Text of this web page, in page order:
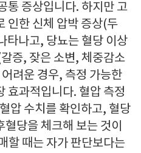
통 증상입니다. 하지만 고
인한 신체 압박 증상(두
타나고, 당뇨는 혈당 이상
증, 잦은 소변, 체중감소
려운 경우, 측정 가능한
효과적입니다. 혈압 측정
압 수치를 확인하고, 혈당
당을 체크해 보는 것이
할 때는 자가 판단보다는